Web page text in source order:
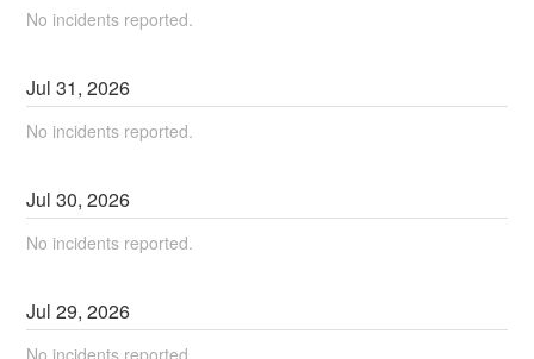
No incidents reported.
Jul31,2026
No incidents reported.
Jul30,2026
No incidents reported.
Jul29,2026
No incidents reported.